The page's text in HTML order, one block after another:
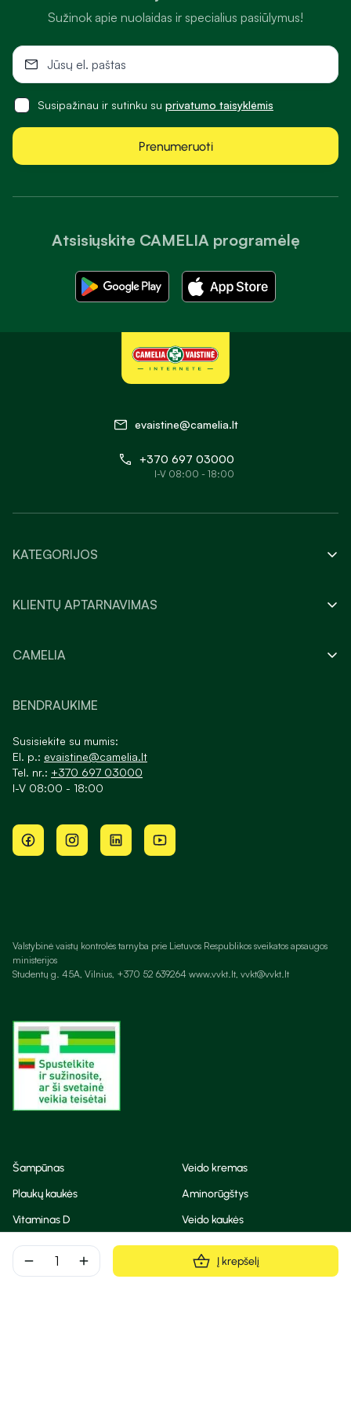
remove add Į krepšelį
Atsisiųskite CAMELIA programėlę
Sužinok apie nuolaidas ir specialius pasiūlymus!
Susipažinau ir sutinku su privatumo taisyklėmis
Prenumeruoti
evaistine@camelia.lt
+370 697 03000
I-V 08:00 - 18:00
KATEGORIJOS
KLIENTŲ APTARNAVIMAS
CAMELIA
BENDRAUKIME
Susisiekite su mumis:
El. p.: evaistine@camelia.lt
Tel. nr.: +370 697 03000
I-V 08:00 - 18:00
Valstybinė vaistų kontrolės tarnyba prie Lietuvos Respublikos sveikatos apsaugos
ministerijos
Studentų g. 45A, Vilnius, +370 52 639264 www.vvkt.lt, vvkt@vvkt.lt
Šampūnas
Veido kremas
Plaukų kaukės
Aminorūgštys
Vitaminas D
Veido kaukės
Korėjietiška kosmetika
Eteriniai aliejai
Dezodorantas
BB ir CC kremas